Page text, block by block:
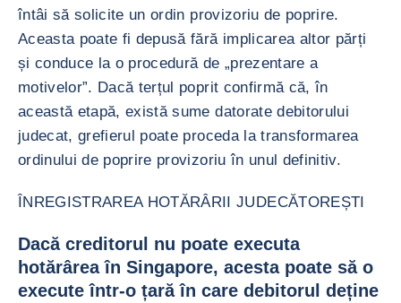
întâi să solicite un ordin provizoriu de poprire.
Aceasta poate fi depusă fără implicarea altor părți
și conduce la o procedură de „prezentare a
motivelor”. Dacă terțul poprit confirmă că, în
această etapă, există sume datorate debitorului
judecat, grefierul poate proceda la transformarea
ordinului de poprire provizoriu în unul definitiv.
ÎNREGISTRAREA HOTĂRÂRII JUDECĂTOREȘTI
Dacă creditorul nu poate executa
hotărârea în Singapore, acesta poate să o
execute într-o țară în care debitorul deține